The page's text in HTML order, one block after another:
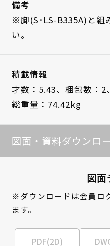
備考
※脚(S･LS-B335A)と組
い。
積載情報
才数：5.43、 梱包数：2、
総重量：74.42kg
図面・資料ダウンロ
図面
※ダウンロードは会員ロ
ます。
PDF(2D)